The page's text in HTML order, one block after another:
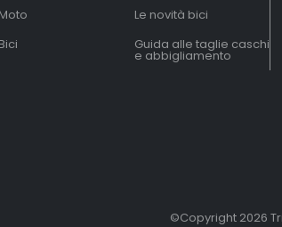
Moto
Bici
Le novità bici
Guida alle taglie caschi
e abbigliamento
©Copyright 2026